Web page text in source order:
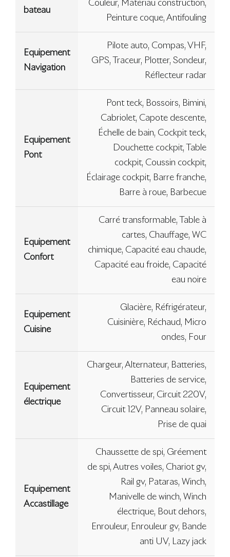
bateau
Couleur, Matériau construction,
Peinture coque, Antifouling
Equipement
Navigation
Pilote auto, Compas, VHF,
GPS, Traceur, Plotter, Sondeur,
Réflecteur radar
Equipement
Pont
Pont teck, Bossoirs, Bimini,
Cabriolet, Capote descente,
Échelle de bain, Cockpit teck,
Douchette cockpit, Table
cockpit, Coussin cockpit,
Éclairage cockpit, Barre franche,
Barre à roue, Barbecue
Equipement
Confort
Carré transformable, Table à
cartes, Chauffage, WC
chimique, Capacité eau chaude,
Capacité eau froide, Capacité
eau noire
Equipement
Cuisine
Glacière, Réfrigérateur,
Cuisinière, Réchaud, Micro
ondes, Four
Equipement
électrique
Chargeur, Alternateur, Batteries,
Batteries de service,
Convertisseur, Circuit 220V,
Circuit 12V, Panneau solaire,
Prise de quai
Equipement
Accastillage
Chaussette de spi, Gréement
de spi, Autres voiles, Chariot gv,
Rail gv, Pataras, Winch,
Manivelle de winch, Winch
électrique, Bout dehors,
Enrouleur, Enrouleur gv, Bande
anti UV, Lazy jack